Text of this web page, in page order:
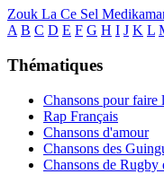
Zouk La Ce Sel
A B C D E F G H I J K L
Thématiques
Chansons pour faire
Rap Français
Chansons d'amour
Chansons des
Chansons de Rugby